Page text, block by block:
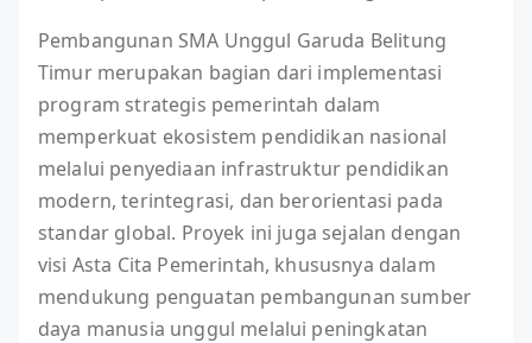
Pembangunan SMA Unggul Garuda Belitung
Timur merupakan bagian dari implementasi
program strategis pemerintah dalam
memperkuat ekosistem pendidikan nasional
melalui penyediaan infrastruktur pendidikan
modern, terintegrasi, dan berorientasi pada
standar global. Proyek ini juga sejalan dengan
visi Asta Cita Pemerintah, khususnya dalam
mendukung penguatan pembangunan sumber
daya manusia unggul melalui peningkatan